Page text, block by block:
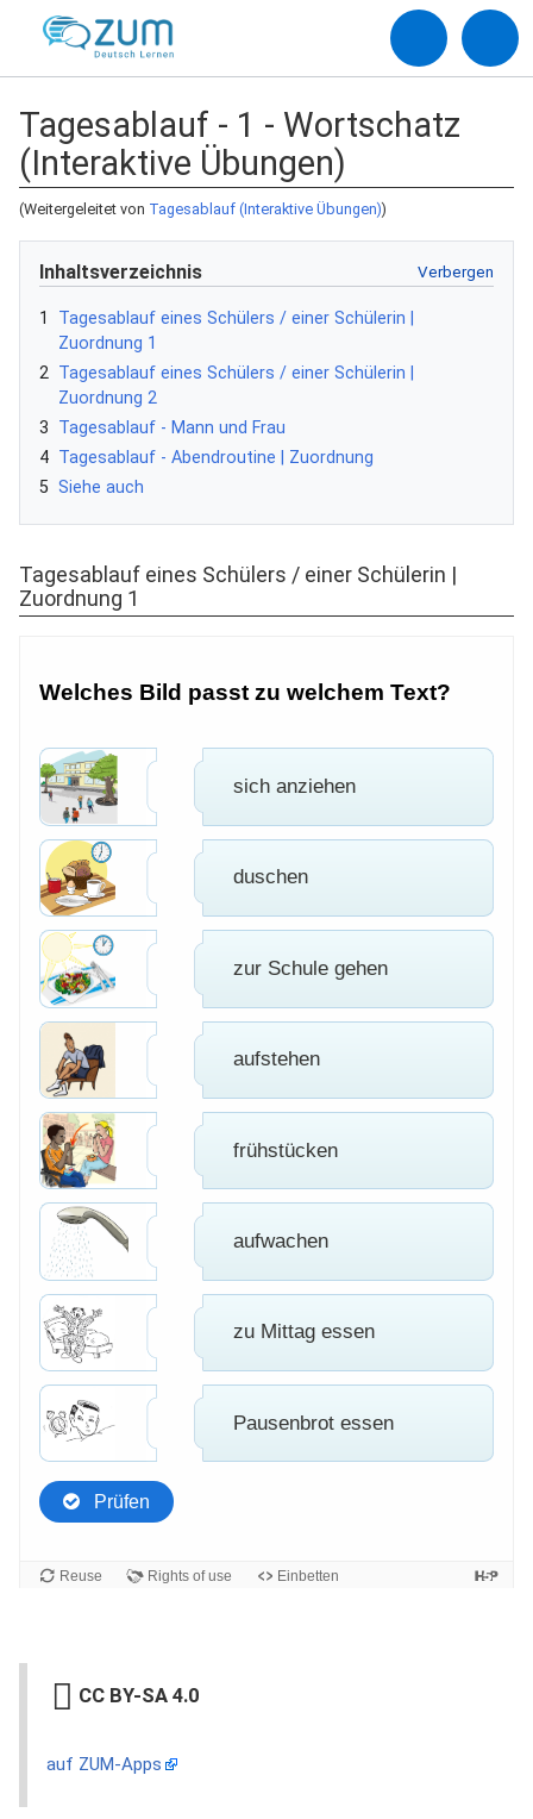
Tagesablauf - 1 - Wortschatz
(Interaktive Übungen)
(Weitergeleitet von Tagesablauf (Interaktive Übungen))
Inhaltsverzeichnis
1
Tagesablauf eines Schülers / einer Schülerin |
Zuordnung 1
2
Tagesablauf eines Schülers / einer Schülerin |
Zuordnung 2
3
Tagesablauf - Mann und Frau
4 Tagesablauf - Abendroutine | Zuordnung
5 Siehe auch
Tagesablauf eines Schülers / einer Schülerin |
Zuordnung 1
CC BY-SA 4.0
auf ZUM-Apps